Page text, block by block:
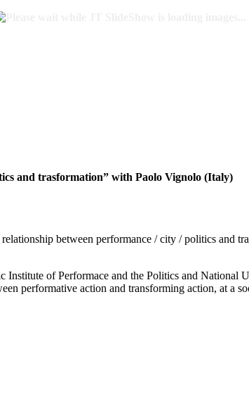
and trasformation” with Paolo Vignolo (Italy)
between performance / city / politics and
Institute of Performace and the Politics and
performative action and transforming action, at a